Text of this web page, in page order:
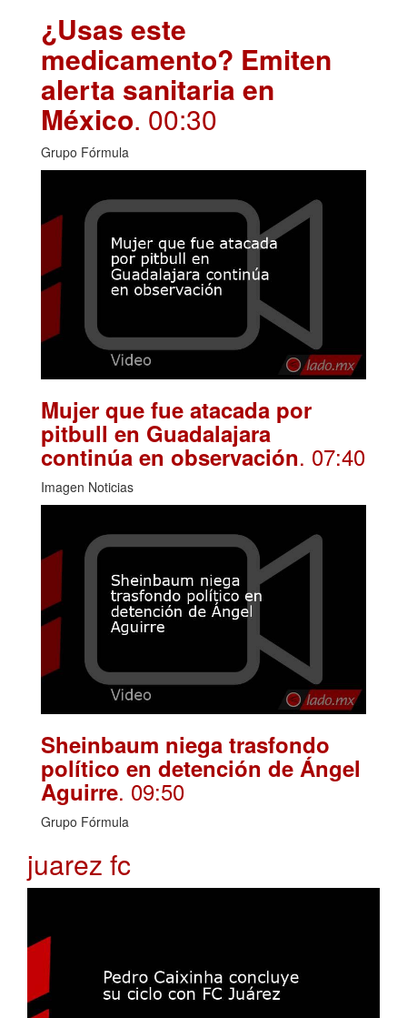
¿Usas este
medicamento? Emiten
alerta sanitaria en
México. 00:30
Grupo Fórmula
Mujer que fue atacada por
pitbull en Guadalajara
continúa en observación. 07:40
Imagen Noticias
Sheinbaum niega trasfondo
político en detención de Ángel
Aguirre. 09:50
Grupo Fórmula
juarez fc